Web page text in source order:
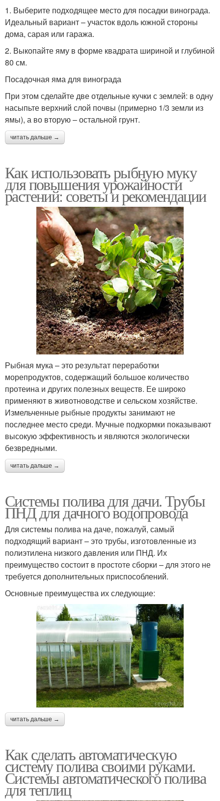
1. Выберите подходящее место для посадки винограда.
Идеальный вариант – участок вдоль южной стороны
дома, сарая или гаража.
2. Выкопайте яму в форме квадрата шириной и глубиной
80 см.
Посадочная яма для винограда
При этом сделайте две отдельные кучки с землей: в одну
насыпьте верхний слой почвы (примерно 1/3 земли из
ямы), а во вторую – остальной грунт.
читать дальше →
Как использовать рыбную муку
для повышения урожайности
растений: советы и рекомендации
Рыбная мука – это результат переработки
морепродуктов, содержащий большое количество
протеина и других полезных веществ. Ее широко
применяют в животноводстве и сельском хозяйстве.
Измельченные рыбные продукты занимают не
последнее место среди. Мучные подкормки показывают
высокую эффективность и являются экологически
безвредными.
читать дальше →
Системы полива для дачи. Трубы
ПНД для дачного водопровода
Для системы полива на даче, пожалуй, самый
подходящий вариант – это трубы, изготовленные из
полиэтилена низкого давления или ПНД. Их
преимущество состоит в простоте сборки – для этого не
требуется дополнительных приспособлений.
Основные преимущества их следующие:
читать дальше →
Как сделать автоматическую
систему полива своими руками.
Системы автоматического полива
для теплиц